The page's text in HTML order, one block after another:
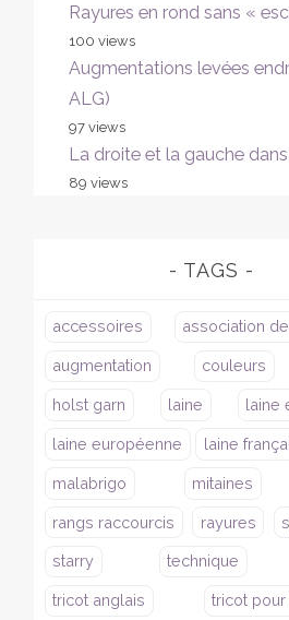
Rayures en rond sans «
100 views
Augmentations levées
ALG)
97 views
La droite et la gauche
89 views
TAGS
accessoires association
augmentation couleurs
holst garn laine laine
laine européenne laine
malabrigo mitaines
rangs raccourcis rayures
starry technique
tricot anglais tricot